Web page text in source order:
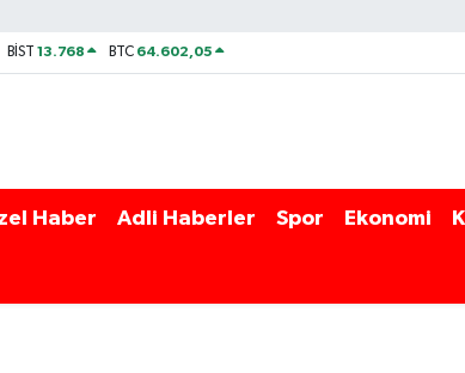
BİST13.768 BTC 64.602,05
Haber Adli Haberler Spor Ekonomi